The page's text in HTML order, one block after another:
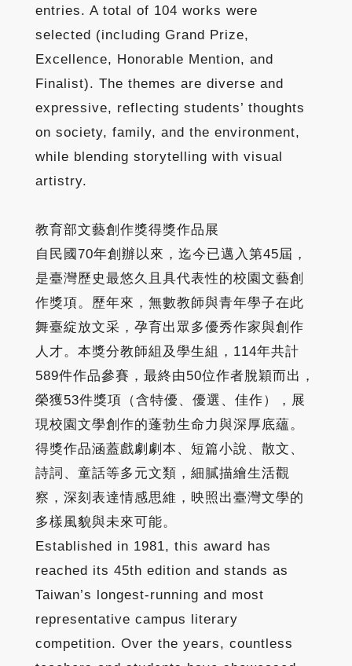
entries. A total of 104 works were
selected (including Grand Prize,
Excellence, Honorable Mention, and
Finalist). The themes are diverse and
expressive, reflecting students’ thoughts
on society, family, and the environment,
while blending storytelling with visual
artistry.
教育部文藝創作獎得獎作品展
自民國70年創辦以來，迄今已邁入第45屆，
是臺灣歷史最悠久且具代表性的校園文藝創
作獎項。歷年來，無數教師與青年學子在此
舞臺綻放文采，孕育出眾多優秀作家與創作
人才。本獎分教師組及學生組，114年共計
589件作品參賽，最終由50位作者脫穎而出，
榮獲53件獎項（含特優、優選、佳作），展
現校園文學創作的蓬勃生命力與深厚底蘊。
得獎作品涵蓋戲劇劇本、短篇小說、散文、
詩詞、童話等多元文類，細膩描繪生活觀
察，深刻表達情感思維，映照出臺灣文學的
多樣風貌與未來可能。
Established in 1981, this award has
reached its 45th edition and stands as
Taiwan’s longest-running and most
representative campus literary
competition. Over the years, countless